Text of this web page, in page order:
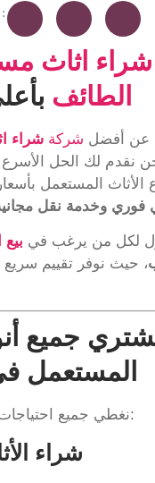
اثاث
الطائف
عن أفضل شركة شراء
نقدم لك الحل الأسرع
الأثاث المستعمل
فوري وخدمة نقل
لكل من يرغب في
، حيث نوفر تقييم
جميع
المستعمل
نغطي جميع احتياجات السوق ونشتري:
شراء